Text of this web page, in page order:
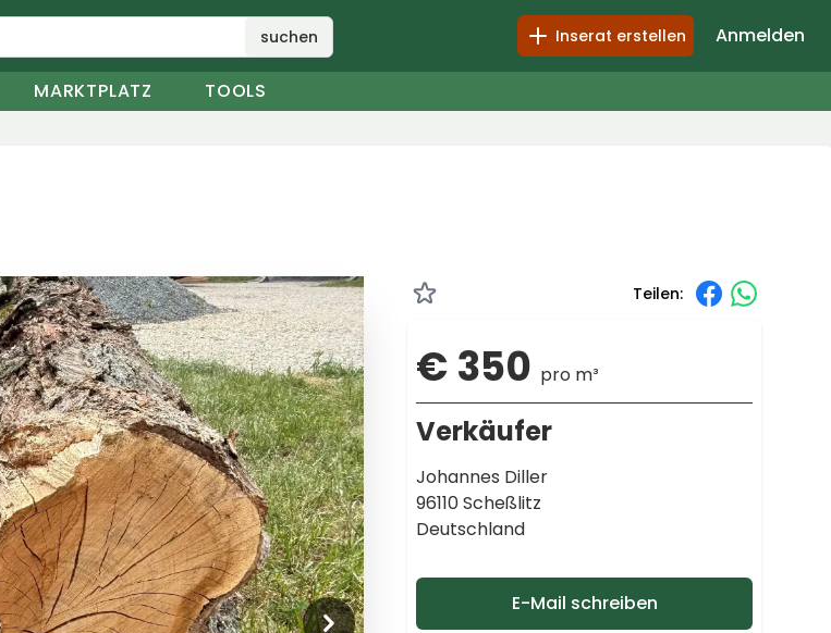
suchen Inserat erstellen Anmelden
MARKTPLATZ TOOLS
Teilen:
€ 350 pro m³
Verkäufer
Johannes Diller
96110 Scheßlitz
Deutschland
E-Mail schreiben